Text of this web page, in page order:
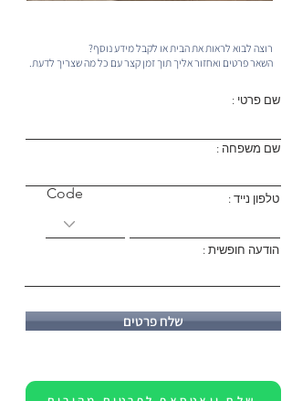
רוצה לבוא לראות את הבית או לקבל מידע נוסף?
השאר פרטים ואחזור אליך תוך זמן קצר עם כל מה שצריך לדעת.
שם פרטי :
שם משפחה :
Code טלפון נייד :
הודעה חופשית :
שלח פרטים